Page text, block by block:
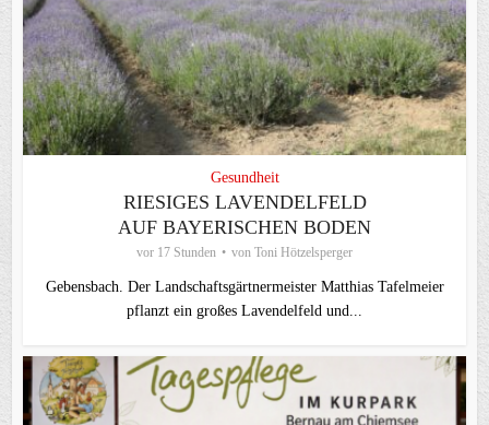
Gesundheit
RIESIGES LAVENDELFELD
AUF BAYERISCHEN BODEN
vor 17 Stunden von Toni Hötzelsperger
Gebensbach. Der Landschaftsgärtnermeister Matthias Tafelmeier
pflanzt ein großes Lavendelfeld und...